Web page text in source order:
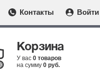
Контакты Войти
Корзина
У вас 0 товаров
на сумму 0 руб.